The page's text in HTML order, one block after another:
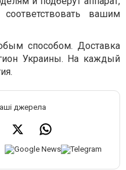
вашим
способом. Доставка
Украины. На каждый
джерела